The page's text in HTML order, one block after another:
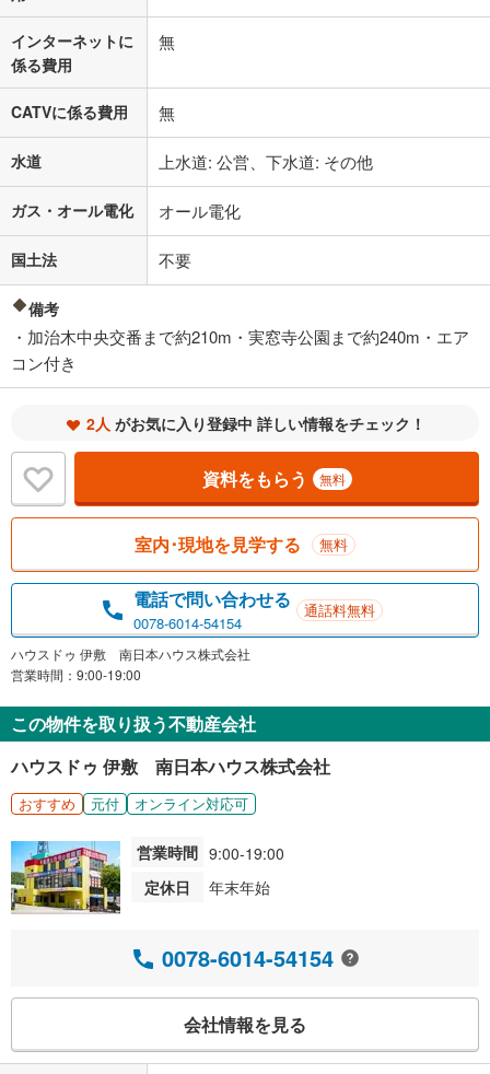
インターネットに
係る費用
無
CATVに係る費用 無
水道 上水道: 公営、下水道: その他
ガス・オール電化 オール電化
国土法 不要
備考
・加治木中央交番まで約210m・実窓寺公園まで約240m・エア
コン付き
2人 がお気に入り登録中 詳しい情報をチェック！
資料をもらう 無料
室内･現地を見学する 無料
電話で問い合わせる
0078-6014-54154
通話料無料
ハウスドゥ 伊敷 南日本ハウス株式会社
営業時間：9:00-19:00
この物件を取り扱う不動産会社
ハウスドゥ 伊敷 南日本ハウス株式会社
おすすめ 元付 オンライン対応可
営業時間 9:00-19:00
定休日
年末年始
0078-6014-54154
会社情報を見る